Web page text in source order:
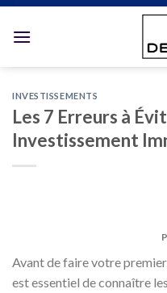
INVESTISSEMENTS
Les 7 Erreurs à
Investissement
Avant de faire votre premier
est essentiel de connaître